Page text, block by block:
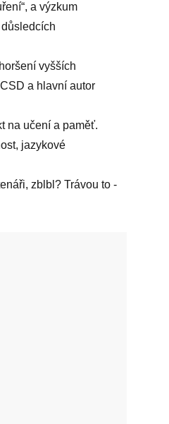
a výzkum
vyšších
a hlavní autor
na učení a paměť.
jazykové
zblbl? Trávou to -